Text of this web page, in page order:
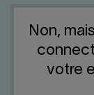
LIENS RAPIDES
Non,
votre